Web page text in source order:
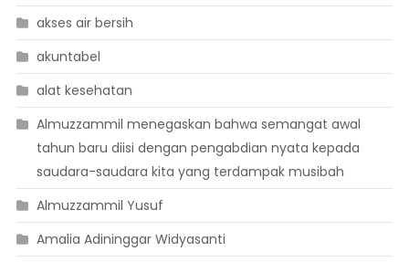
akses air bersih
akuntabel
alat kesehatan
Almuzzammil menegaskan bahwa semangat awal
tahun baru diisi dengan pengabdian nyata kepada
saudara-saudara kita yang terdampak musibah
Almuzzammil Yusuf
Amalia Adininggar Widyasanti